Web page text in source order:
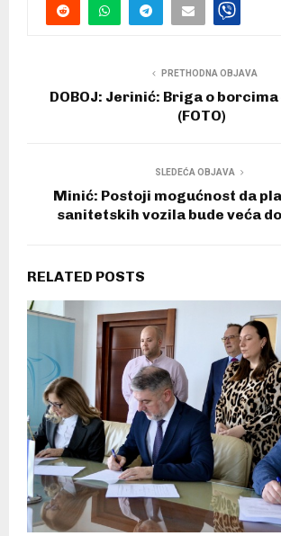
PRETHODNA OBJAVA
DOBOJ: Jerinić: Briga o
(FOTO)
SLEDEĆA OBJAVA
Minić: Postoji mogućnost da
sanitetskih vozila bude veća
RELATED POSTS